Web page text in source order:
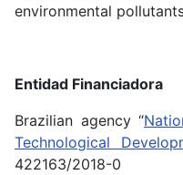
environmental
Entidad Financiadora
Brazilian agency “
Technological
422163/2018-0